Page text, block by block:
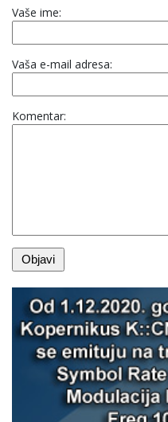
Vaše ime:
Vaša e-mail adresa:
Komentar: